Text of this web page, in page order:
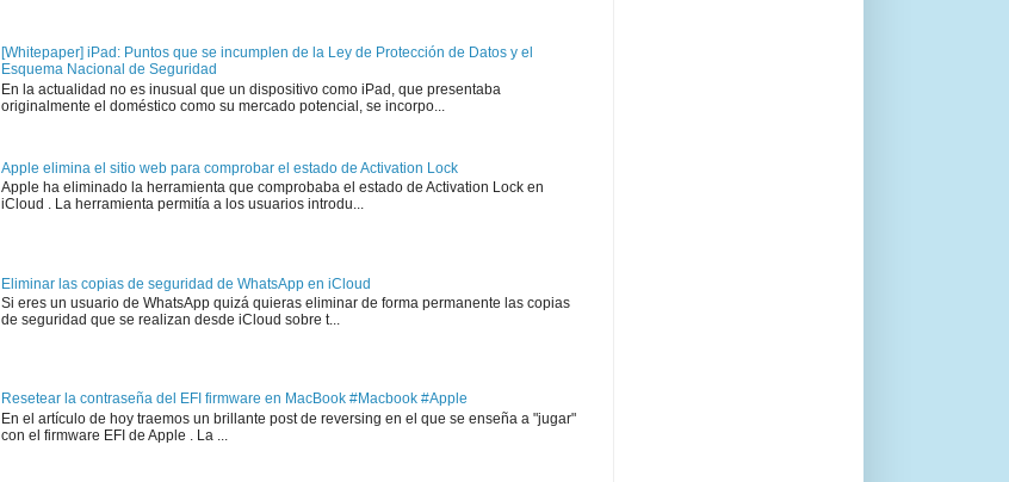
[Whitepaper] iPad: Puntos que se incumplen de la Ley de Protección de Datos y el
Esquema Nacional de Seguridad
En la actualidad no es inusual que un dispositivo como iPad, que presentaba
originalmente el doméstico como su mercado potencial, se incorpo...
Apple elimina el sitio web para comprobar el estado de Activation Lock
Apple ha eliminado la herramienta que comprobaba el estado de Activation Lock en
iCloud . La herramienta permitía a los usuarios introdu...
Eliminar las copias de seguridad de WhatsApp en iCloud
Si eres un usuario de WhatsApp quizá quieras eliminar de forma permanente las copias
de seguridad que se realizan desde iCloud sobre t...
Resetear la contraseña del EFI firmware en MacBook #Macbook #Apple
En el artículo de hoy traemos un brillante post de reversing en el que se enseña a "jugar"
con el firmware EFI de Apple . La ...